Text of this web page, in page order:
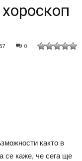
0
както в
се каже, че сега ще